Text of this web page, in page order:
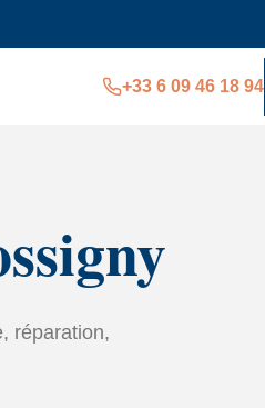
+33 6 09 46 18 94
réparation,